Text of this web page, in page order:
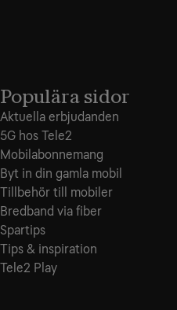
Populära sidor
Aktuella erbjudanden
5G hos Tele2
Mobilabonnemang
Byt in din gamla mobil
Tillbehör till mobiler
Bredband via fiber
Spartips
Tips & inspiration
Tele2 Play